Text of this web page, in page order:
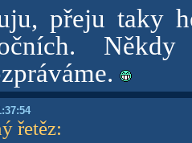
přeju taky
řetěz: